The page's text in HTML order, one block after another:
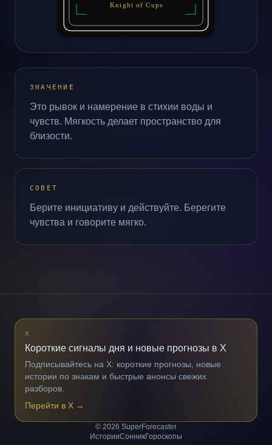
ЗНАЧЕНИЕ
Это рывок и намерение в стихии воды и
чувств. Мягкость делает пространство для
близости.
СОВЕТ
Берите инициативу и действуйте. Берегите
чувства и говорите мягко.
X
Короткие сигналы дня и новые прогнозы в X
Подписывайтесь на X: короткие прогнозы, новые
истории по знакам и быстрые анонсы свежих
разборов.
Перейти в X →
© 2026 SuperForecaster
ИсторииСонникГороскопы